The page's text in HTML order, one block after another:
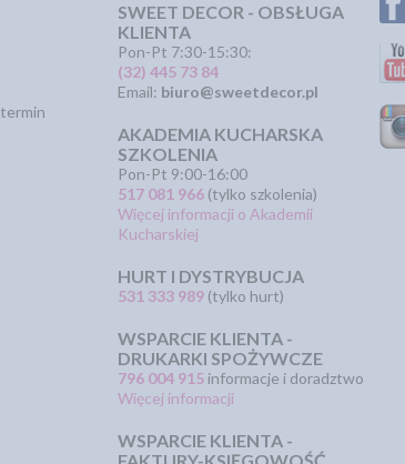
SWEET DECOR - OBSŁUGA
KLIENTA
Pon-Pt 7:30-15:30:
(32) 445 73 84
Email: biuro@sweetdecor.pl
AKADEMIA KUCHARSKA
SZKOLENIA
Pon-Pt 9:00-16:00
517 081 966 (tylko szkolenia)
Więcej informacji o Akademii
Kucharskiej
HURT I DYSTRYBUCJA
531 333 989 (tylko hurt)
WSPARCIE KLIENTA -
DRUKARKI SPOŻYWCZE
796 004 915 informacje i doradztwo
Więcej informacji
WSPARCIE KLIENTA -